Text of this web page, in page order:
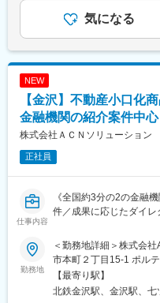
■同ポジションの特徴
※基本的にはお客様から
約しておりそこから各
ますので急な呼び出し
年間休日122日（2025年
会社カレンダーに基づき
きます。
※土日祝にシフトに入っ
122日の年間休日を取得
対応力が求められます。
電気工事の他、請負内
ていただきます。
■勤務地
四国が多くなります。
・京都営業所配属となり
いただくことが可能です
・工事期間としては、長
働時はご自宅からのリモ
・ご自宅から通えない範
るため、別途ホテルや
いただきます。
※働き方の詳細について
■魅力ポイント：
◎資格取得制度の充実
資格取得に向けた受講
負担です。
両借上手当 ※自家用車
内への引っ越しを希望
全て支給いたします賃
通じて上下する可能性
表記です。
気になる
NEW
【金沢】不動産小口化
金融機関の紹介案件中
株式会社ＡＣＮソリューション
正社員
仕事内容
《全国約3分の2の金融
件／成果に応じたダイレ
■概要
全国約3分の2の金融機
紹介を受け、法人・個
ます。
勤務地
＜勤務地詳細＞株式会
市本町２丁目15-1 ポル
対策：屋内全面禁煙変
【最寄り駅】
北鉄金沢駅、金沢駅、七